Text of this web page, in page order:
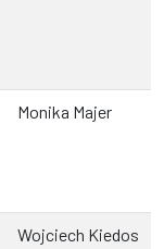
Monika Majer
Wojciech Kiedos